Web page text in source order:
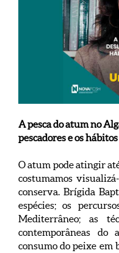
A pesca do atum no
pescadores e os
O atum pode atingir
costumamos
conserva. Brígida
espécies; os
Mediterrâneo; as
contemporâneas
consumo do peixe em